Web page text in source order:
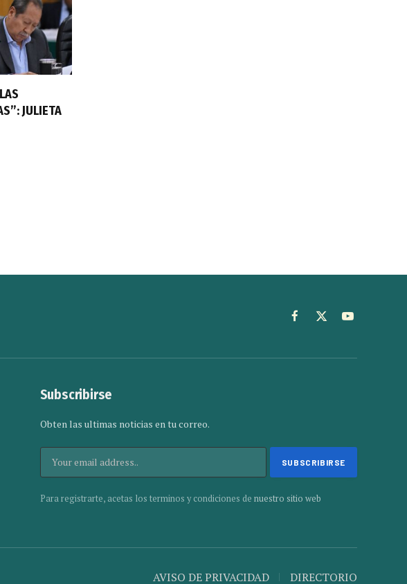
JULIETA
Facebook
X
YouTube
Subscribirse
Obten las ultimas noticias en tu correo.
Para registrarte, acetas los terminos y condiciones de nuestro sitio web
AVISO DE PRIVACIDAD DIRECTORIO